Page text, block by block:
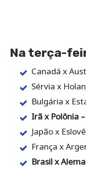
Na terça-
Canadá x
Sérvia x
Bulgária x
Irã x Polônia
Japão x
França x
Brasil x